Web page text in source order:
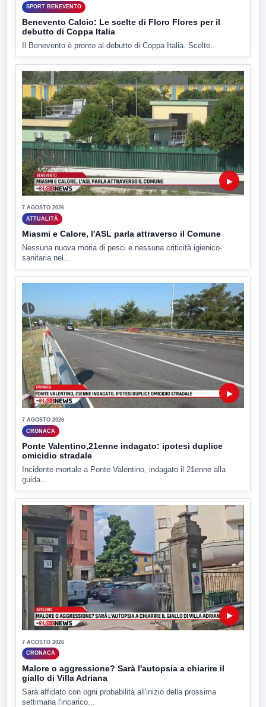
SPORT BENEVENTO
Benevento Calcio: Le scelte di Floro Flores per il
debutto di Coppa Italia
Il Benevento è pronto al debutto di Coppa Italia. Scelte...
▶
7 AGOSTO 2026
ATTUALITÀ
Miasmi e Calore, l'ASL parla attraverso il Comune
Nessuna nuova moria di pesci e nessuna criticità igienico-
sanitaria nel...
▶
7 AGOSTO 2026
CRONACA
Ponte Valentino,21enne indagato: ipotesi duplice
omicidio stradale
Incidente mortale a Ponte Valentino, indagato il 21enne alla
guida...
▶
7 AGOSTO 2026
CRONACA
Malore o aggressione? Sarà l'autopsia a chiarire il
giallo di Villa Adriana
Sarà affidato con ogni probabilità all'inizio della prossima
settimana l'incarico...